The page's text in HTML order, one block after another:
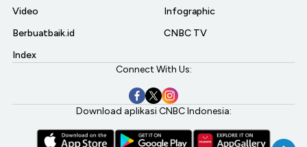
Video
Berbuatbaik.id
Index
Infographic
CNBC TV
Connect With Us:
Download aplikasi CNBC Indonesia: